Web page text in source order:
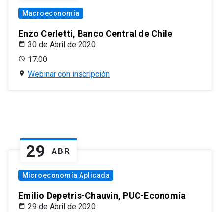
Macroeconomía
Enzo Cerletti, Banco Central de Chile
30 de Abril de 2020
17:00
Webinar con inscripción
29 ABR
Microeconomía Aplicada
Emilio Depetris-Chauvin, PUC-Economía
29 de Abril de 2020